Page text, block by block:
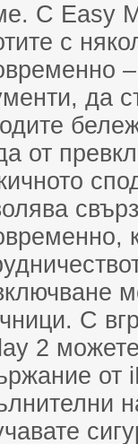
С Easy
с
да
от
С
2
от